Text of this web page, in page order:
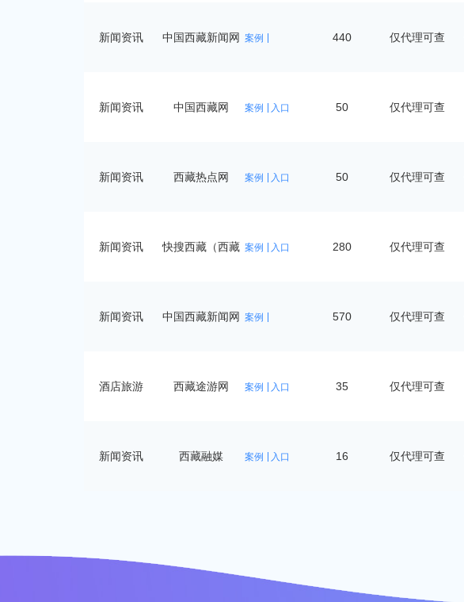
新闻资讯 中国西藏新闻网 案例 440 仅代理可查
新闻资讯 中国西藏网 案例 入口 50 仅代理可查
新闻资讯 西藏热点网 案例 入口 50 仅代理可查
新闻资讯
快搜西藏（西藏 案例 入口 280 仅代理可查
新闻资讯
中国西藏新闻网 案例 570 仅代理可查
酒店旅游 西藏途游网 案例 入口 35 仅代理可查
新闻资讯 西藏融媒 案例 入口 16 仅代理可查